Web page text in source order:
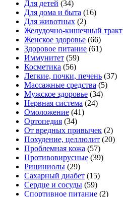
Для детей (34)
Для дома и быта (16)
Для животных (2)
Желудочно-кишечный тракт
Женское здоровье (66)
Здоровое питание (61)
Иммунитет (59)
Косметика (56)
Легкие, почки, печень (37)
Массажные средства (5)
Мужское здоровье (34)
Нервная система (24)
Омоложение (41)
Ортопедия (34)
От вредных привычек (2)
Похудение, целлюлит (20)
Проблемная кожа (57)
Противовирусные (39)
Рициниолы (29)
Сахарный диабет (15)
Сердце и сосуды (59)
Спортивное питание (2)